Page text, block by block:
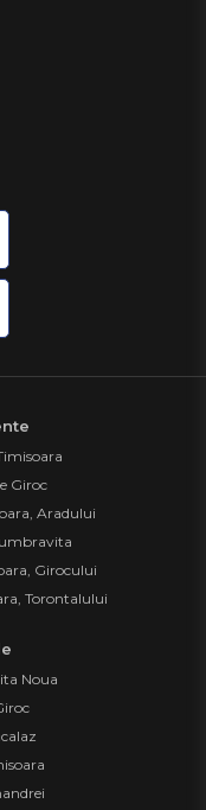
Giroc
Aradului
Girocului
Torontalului
Noua